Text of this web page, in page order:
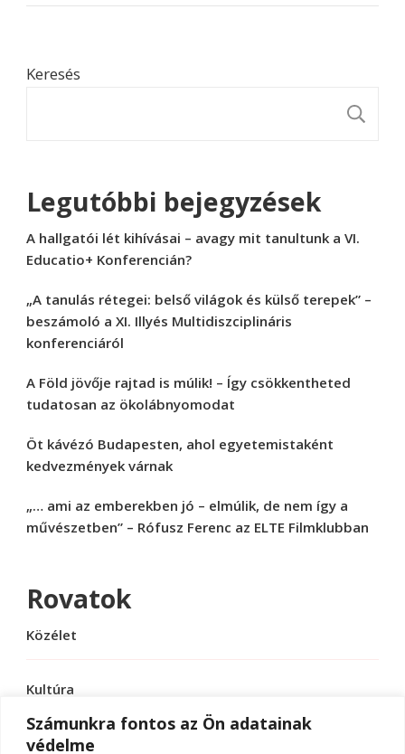
Számunkra fontos az Ön adatainak
védelme
Keresés
Legutóbbi bejegyzések
A hallgatói lét kihívásai – avagy mit tanultunk a VI.
Educatio+ Konferencián?
„A tanulás rétegei: belső világok és külső terepek” –
beszámoló a XI. Illyés Multidiszciplináris
konferenciáról
A Föld jövője rajtad is múlik! – Így csökkentheted
tudatosan az ökolábnyomodat
Öt kávézó Budapesten, ahol egyetemistaként
kedvezmények várnak
„… ami az emberekben jó – elmúlik, de nem így a
művészetben” – Rófusz Ferenc az ELTE Filmklubban
Rovatok
Közélet
Kultúra
Sport